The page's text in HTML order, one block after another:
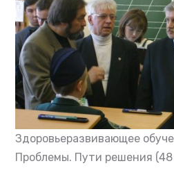
Здоровьеразвивающее
Проблемы. Пути решения